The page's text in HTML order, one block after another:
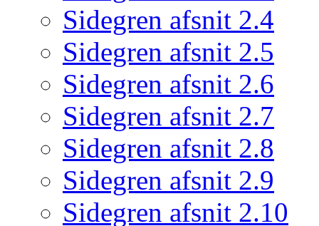
Sidegren afsnit 2.4
Sidegren afsnit 2.5
Sidegren afsnit 2.6
Sidegren afsnit 2.7
Sidegren afsnit 2.8
Sidegren afsnit 2.9
Sidegren afsnit 2.10